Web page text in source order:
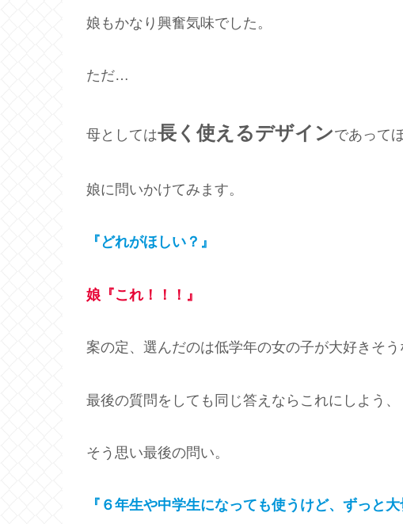
娘もかなり興奮気味でした。
ただ…
母としては長く使えるデザインであって
娘に問いかけてみます。
『どれがほしい？』
娘『これ！！！』
案の定、選んだのは低学年の女の子が大好きそう
最後の質問をしても同じ答えならこれにしよう、
そう思い最後の問い。
『６年生や中学生になっても使うけど、ずっと大